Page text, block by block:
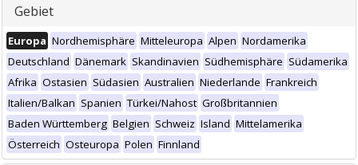
Gebiet
Europa Nordhemisphäre Mitteleuropa Alpen Nordamerika
Deutschland Dänemark Skandinavien Südhemisphäre Südamerika
Afrika Ostasien Südasien Australien Niederlande Frankreich
Italien/Balkan Spanien Türkei/Nahost Großbritannien
Baden Württemberg Belgien Schweiz Island Mittelamerika
Österreich Osteuropa Polen Finnland